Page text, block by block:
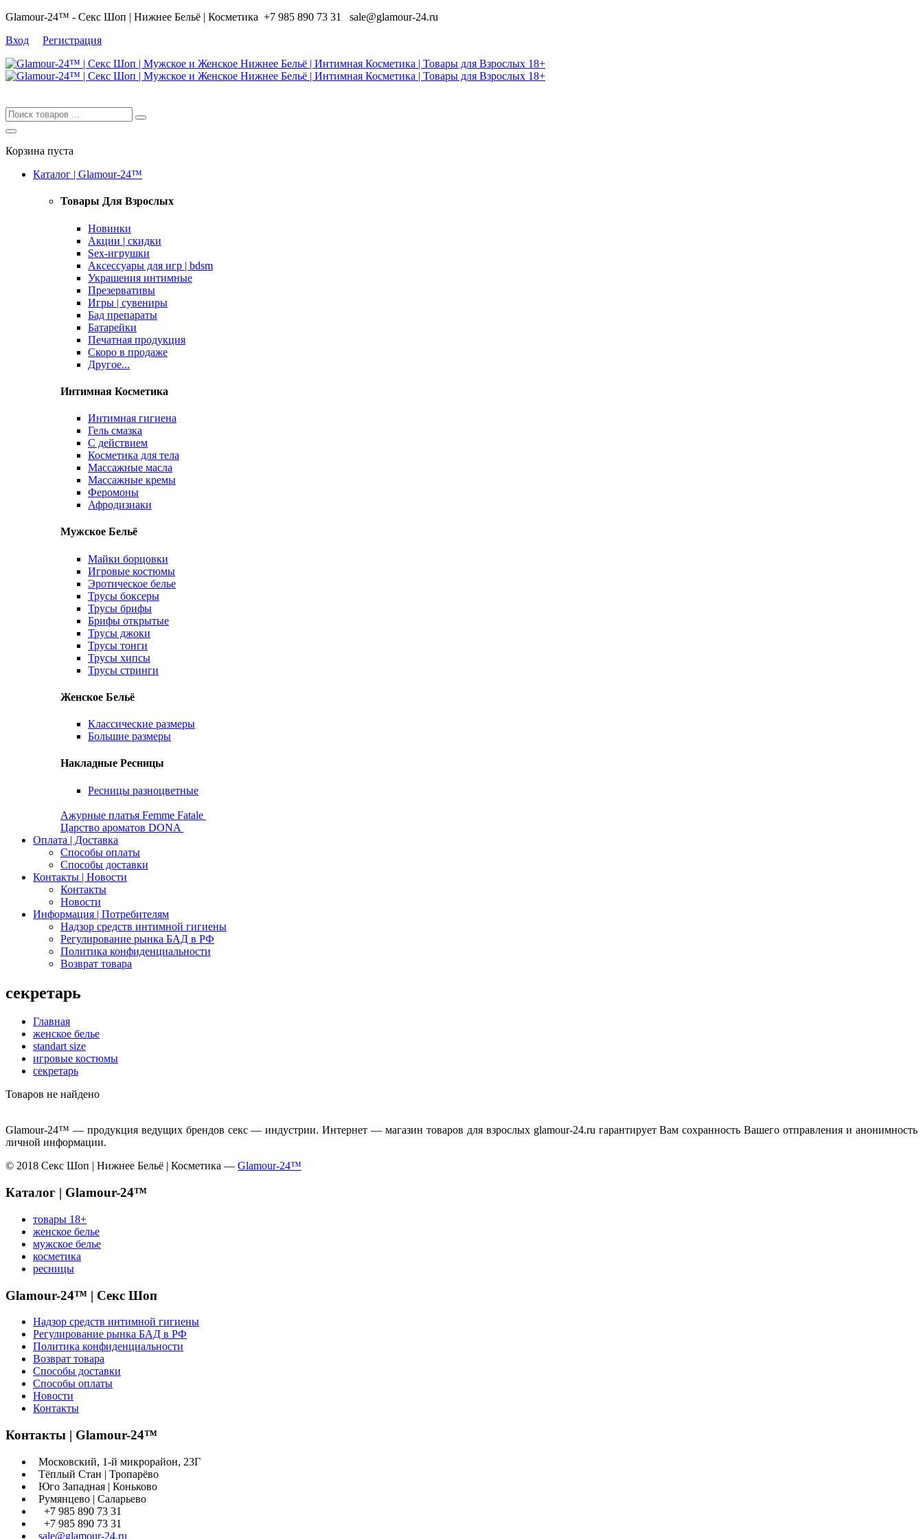
Glamour-24™ - Секс Шоп | Нижнее Бельё | Косметика +7 985 890 73 31 sale@glamour-24.ru
Вход
Регистрация
Корзина пуста
Каталог | Glamour-24™
Товары Для Взрослых
Новинки
Акции | скидки
Sex-игрушки
Аксессуары для игр | bdsm
Украшения интимные
Презервативы
Игры | сувениры
Бад препараты
Батарейки
Печатная продукция
Скоро в продаже
Другое...
Интимная Косметика
Интимная гигиена
Гель смазка
С действием
Косметика для тела
Массажные масла
Массажные кремы
Феромоны
Афродизиаки
Мужское Бельё
Майки борцовки
Игровые костюмы
Эротическое белье
Трусы боксеры
Трусы брифы
Брифы открытые
Трусы джоки
Трусы тонги
Трусы хипсы
Трусы стринги
Женское Бельё
Классические размеры
Большие размеры
Накладные Ресницы
Ресницы разноцветные
Ажурные платья Femme Fatale
Царство ароматов DONA
Оплата | Доставка
Способы оплаты
Способы доставки
Контакты | Новости
Контакты
Новости
Информация | Потребителям
Надзор средств интимной гигиены
Регулирование рынка БАД в РФ
Политика конфиденциальности
Возврат товара
секретарь
Главная
женское белье
standart size
игровые костюмы
секретарь
Товаров не найдено
Glamour-24™ — продукция ведущих брендов секс — индустрии. Интернет — магазин товаров для взрослых glamour-24.ru гарантирует Вам сохранность Вашего отправления и анонимность
личной информации.
© 2018 Секс Шоп | Нижнее Бельё | Косметика — Glamour-24™
Каталог | Glamour-24™
товары 18+
женское белье
мужское белье
косметика
ресницы
Glamour-24™ | Секс Шоп
Надзор средств интимной гигиены
Регулирование рынка БАД в РФ
Политика конфиденциальности
Возврат товара
Способы доставки
Способы оплаты
Новости
Контакты
Контакты | Glamour-24™
Московский, 1-й микрорайон, 23Г
Тёплый Стан | Тропарёво
Юго Западная | Коньково
Румянцево | Саларьево
+7 985 890 73 31
+7 985 890 73 31
sale@glamour-24.ru